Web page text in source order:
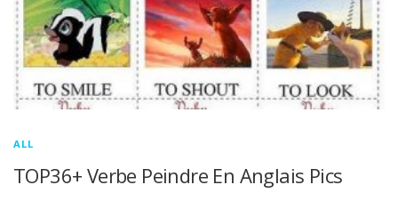
ALL
TOP36+ Verbe Peindre En Anglais Pics